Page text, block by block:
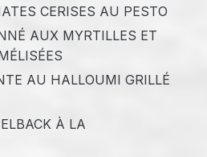
CERISES AU PESTO
AUX MYRTILLES ET
AU HALLOUMI GRILLÉ
À LA